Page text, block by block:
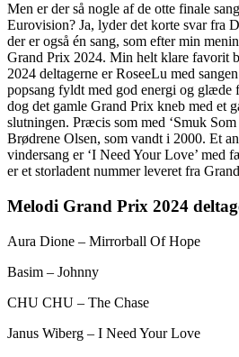
Men er der så nogle af de otte finale
Eurovision? Ja, lyder det korte svar fra
der er også én sang, som efter min
Grand Prix 2024. Min helt klare favorit
2024 deltagerne er RoseeLu med
popsang fyldt med god energi og glæde
dog det gamle Grand Prix kneb med et
slutningen. Præcis som med ‘Smuk Som
Brødrene Olsen, som vandt i 2000. Et
vindersang er ‘I Need Your Love’ med
er et storladent nummer leveret fra
Melodi Grand Prix 2024
Aura Dione – Mirrorball Of Hope
Basim – Johnny
CHU CHU – The Chase
Janus Wiberg – I Need Your Love